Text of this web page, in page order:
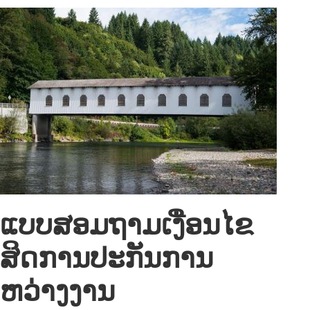
ແບບສອມຖາມເງື່ອນໄຂ
ສິດການປະກັນການ
ຫວ່າງງານ